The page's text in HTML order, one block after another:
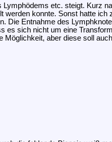
etc. steigt. Kurz
konnte. Sonst hatte
Die Entnahme des
sich nicht um eine
aber diese soll